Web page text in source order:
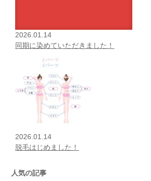
2026.01.14
同期に染めていただきました！
2026.01.14
脱毛はじめました！
人気の記事